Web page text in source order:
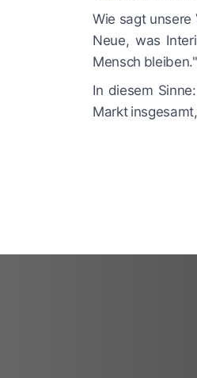
Wie sagt unsere
Neue, was
Mensch
In diesem
Markt